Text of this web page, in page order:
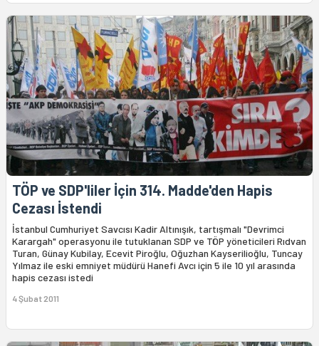
TÖP ve SDP'liler İçin 314. Madde'den Hapis
Cezası İstendi
İstanbul Cumhuriyet Savcısı Kadir Altınışık, tartışmalı "Devrimci
Karargah" operasyonu ile tutuklanan SDP ve TÖP yöneticileri Rıdvan
Turan, Günay Kubilay, Ecevit Piroğlu, Oğuzhan Kayserilioğlu, Tuncay
Yılmaz ile eski emniyet müdürü Hanefi Avcı için 5 ile 10 yıl arasında
hapis cezası istedi
4 Şubat 2011